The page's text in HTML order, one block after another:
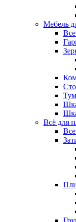
Мебель
Всё для